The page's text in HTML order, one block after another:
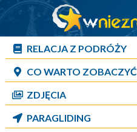
RELACJA Z PODRÓŻY
CO WARTO ZOBACZYĆ
ZDJĘCIA
PARAGLIDING